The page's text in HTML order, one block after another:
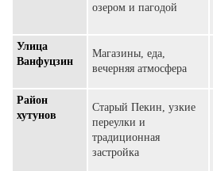
озером и пагодой
Улица
Ванфуцзин
Магазины, еда,
вечерняя атмосфера
Район
хутунов
Старый Пекин, узкие
переулки и
традиционная
застройка